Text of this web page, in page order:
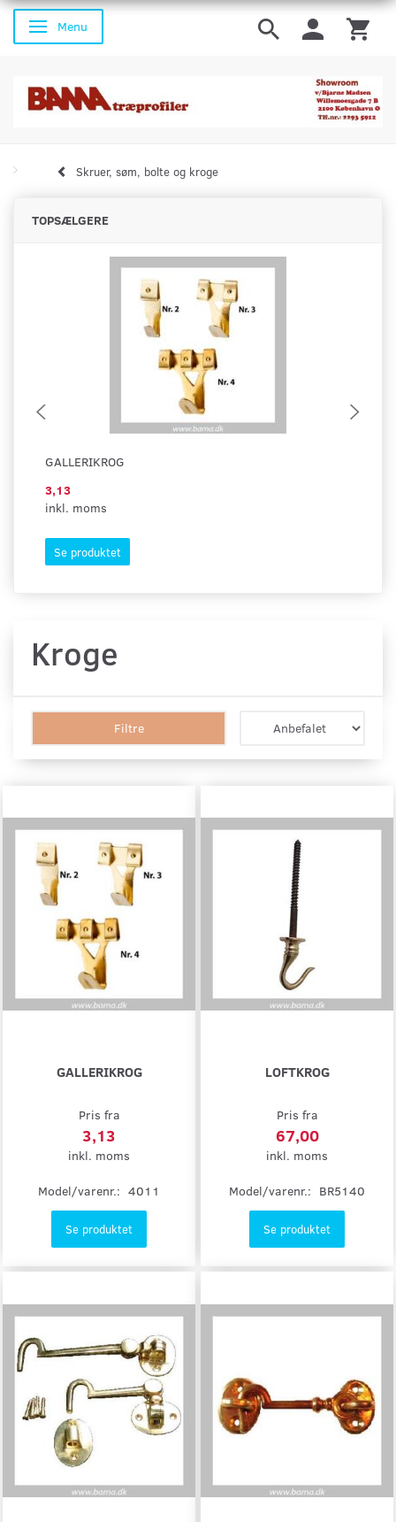
Skifte navigation
Menu
Skruer, søm, bolte og kroge
TOPSÆLGERE
GALLERIKROG
3,13
inkl. moms
Se produktet
Kroge
Filtre
GALLERIKROG
Pris fra
3,13
inkl. moms
Model/varenr.: 4011
Se produktet
LOFTKROG
Pris fra
67,00
inkl. moms
Model/varenr.: BR5140
Se produktet